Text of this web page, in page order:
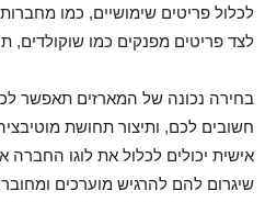
לכלול פריטים שימושיים, כמו
לצד פריטים מפנקים כמו שוקולדים,
בחירה נכונה של המארזים תאפשר
חשובים לכם, ותיצור תחושת
אישית יכולים לכלול את לוגו
שיגרום להם להרגיש מוערכים